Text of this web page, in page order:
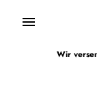
Wir